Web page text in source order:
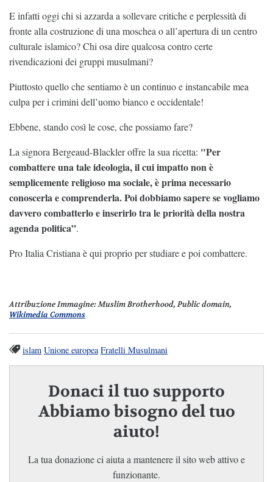
E infatti oggi chi si azzarda a sollevare critiche e perplessità di
fronte alla costruzione di una moschea o all’apertura di un centro
culturale islamico? Chi osa dire qualcosa contro certe
rivendicazioni dei gruppi musulmani?
Piuttosto quello che sentiamo è un continuo e instancabile mea
culpa per i crimini dell’uomo bianco e occidentale!
Ebbene, stando così le cose, che possiamo fare?
La signora Bergeaud-Blackler offre la sua ricetta: "Per
combattere una tale ideologia, il cui impatto non è
semplicemente religioso ma sociale, è prima necessario
conoscerla e comprenderla. Poi dobbiamo sapere se vogliamo
davvero combatterlo e inserirlo tra le priorità della nostra
agenda politica”.
Pro Italia Cristiana è qui proprio per studiare e poi combattere.
Attribuzione Immagine: Muslim Brotherhood, Public domain,
Wikimedia Commons
islam Unione europea Fratelli Musulmani
Donaci il tuo supporto
Abbiamo bisogno del tuo
aiuto!
La tua donazione ci aiuta a mantenere il sito web attivo e
funzionante.